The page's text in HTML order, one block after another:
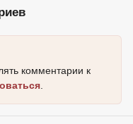
комментарии к